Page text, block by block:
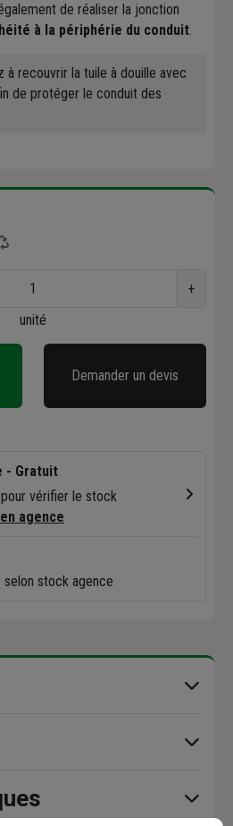
de réaliser la jonction
à la périphérie du conduit.
à recouvrir la tuile à douille avec
de protéger le conduit des
+
unité
Demander un devis
- Gratuit
vérifier le stock
agence
selon stock agence